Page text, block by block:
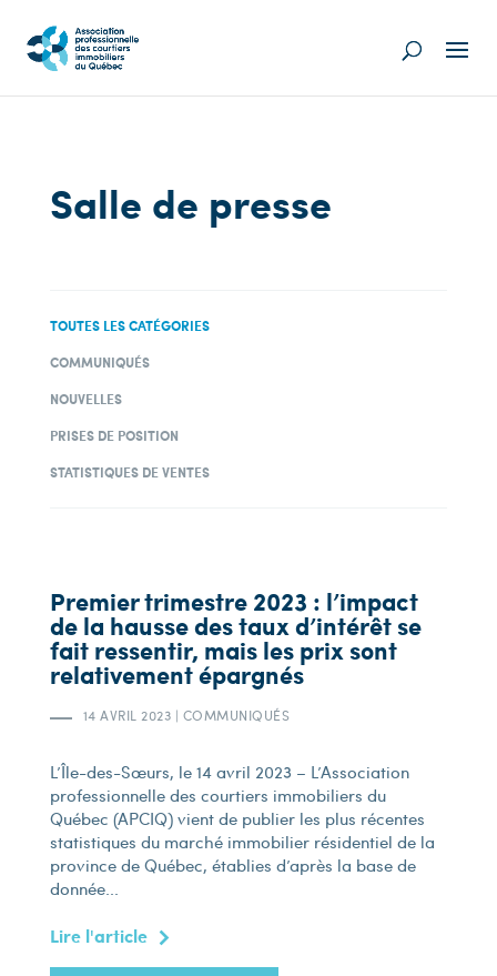
Salle de presse
TOUTES LES CATÉGORIES
COMMUNIQUÉS
NOUVELLES
PRISES DE POSITION
STATISTIQUES DE VENTES
Premier trimestre 2023 : l’impact
de la hausse des taux d’intérêt se
fait ressentir, mais les prix sont
relativement épargnés
14 AVRIL 2023 | COMMUNIQUÉS
L’Île-des-Sœurs, le 14 avril 2023 – L’Association
professionnelle des courtiers immobiliers du
Québec (APCIQ) vient de publier les plus récentes
statistiques du marché immobilier résidentiel de la
province de Québec, établies d’après la base de
donnée...
Lire l'article